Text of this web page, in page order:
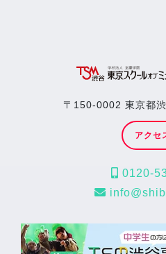
〒150-0002 東京都
アクセ
0120-